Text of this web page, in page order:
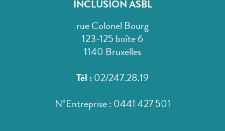
INCLUSION ASBL
rue Colonel Bourg
123-125 boîte 6
1140 Bruxelles
Tél : 02/247.28.19
N°Entreprise : 0441 427 501